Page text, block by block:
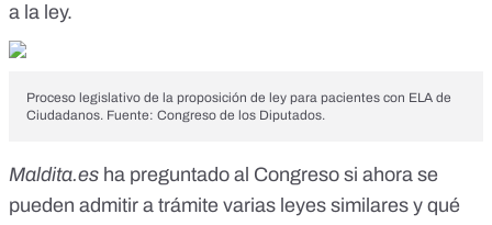
a la ley.
Proceso legislativo de la proposición de ley para pacientes con ELA de
Ciudadanos. Fuente: Congreso de los Diputados.
Maldita.es ha preguntado al Congreso si ahora se
pueden admitir a trámite varias leyes similares y qué